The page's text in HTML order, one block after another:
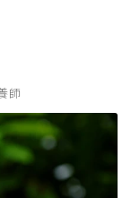
師